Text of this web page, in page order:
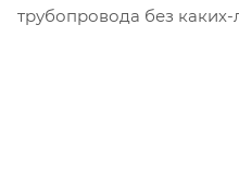
трубопровода без